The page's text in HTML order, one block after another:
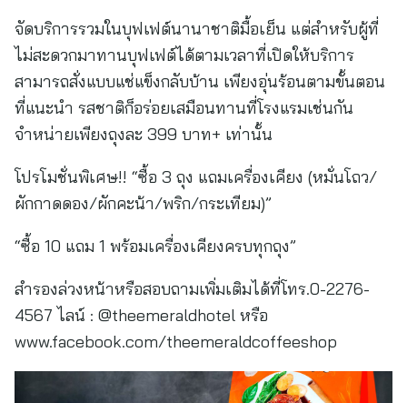
จัดบริการรวมในบุฟเฟต์นานาชาติมื้อเย็น แต่สำหรับผู้ที่
ไม่สะดวกมาทานบุฟเฟต์ได้ตามเวลาที่เปิดให้บริการ
สามารถสั่งแบบแช่แข็งกลับบ้าน เพียงอุ่นร้อนตามขั้นตอน
ที่แนะนำ รสชาติก็อร่อยเสมือนทานที่โรงแรมเช่นกัน
จำหน่ายเพียงถุงละ 399 บาท+ เท่านั้น
โปรโมชั่นพิเศษ!! “ซื้อ 3 ถุง แถมเครื่องเคียง (หมั่นโถว/
ผักกาดดอง/ผักคะน้า/พริก/กระเทียม)”
“ซื้อ 10 แถม 1 พร้อมเครื่องเคียงครบทุกถุง”
สำรองล่วงหน้าหรือสอบถามเพิ่มเติมได้ที่โทร.0-2276-
4567 ไลน์ : @theemeraldhotel หรือ
www.facebook.com/theemeraldcoffeeshop